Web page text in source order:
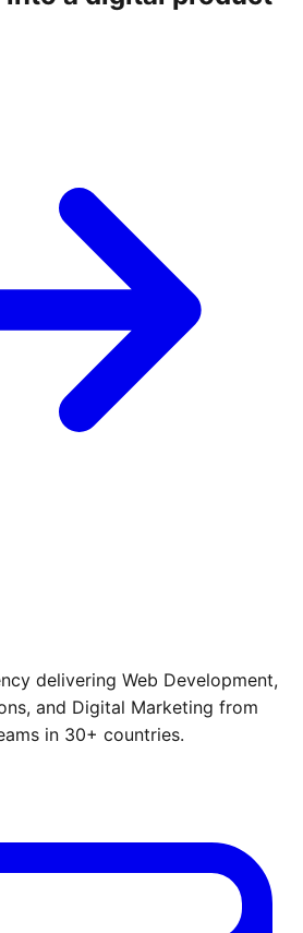
delivering Web Development,
and Digital Marketing from
in 30+ countries.